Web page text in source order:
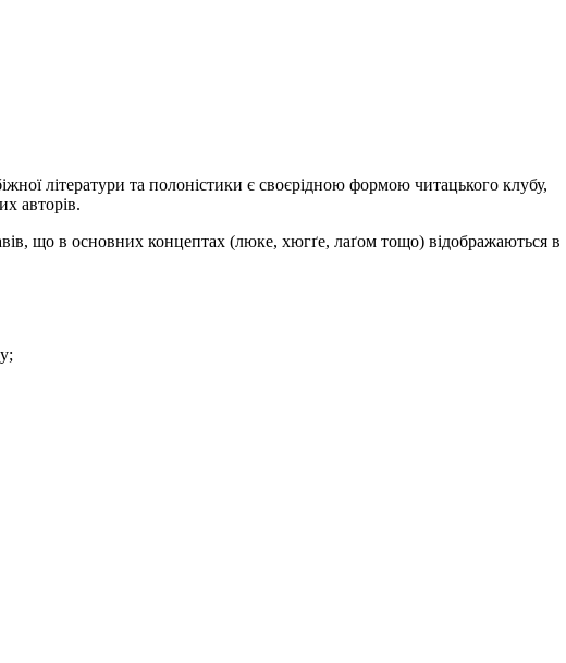
літератури та полоністики є своєрідною формою читацького клубу,
авторів.
що в основних концептах (люке, хюгґе, лаґом тощо) відображаються в